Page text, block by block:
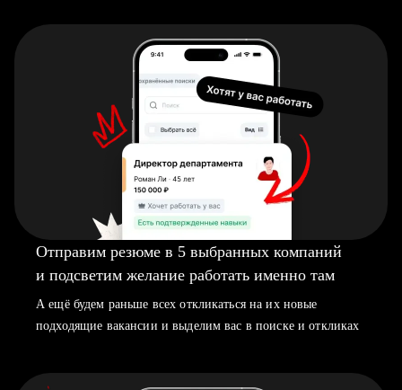
Отправим резюме в 5 выбранных компаний
и подсветим желание работать именно там
А ещё будем раньше всех откликаться на их новые
подходящие вакансии и выделим вас в поиске и откликах